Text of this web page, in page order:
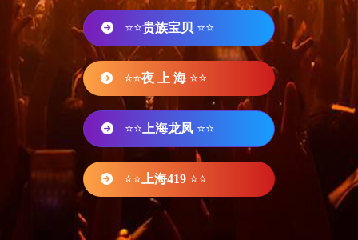
⭐⭐贵族宝贝 ⭐⭐
⭐⭐夜 上 海 ⭐⭐
⭐⭐ 上海龙凤 ⭐⭐
⭐⭐ 上海419 ⭐⭐